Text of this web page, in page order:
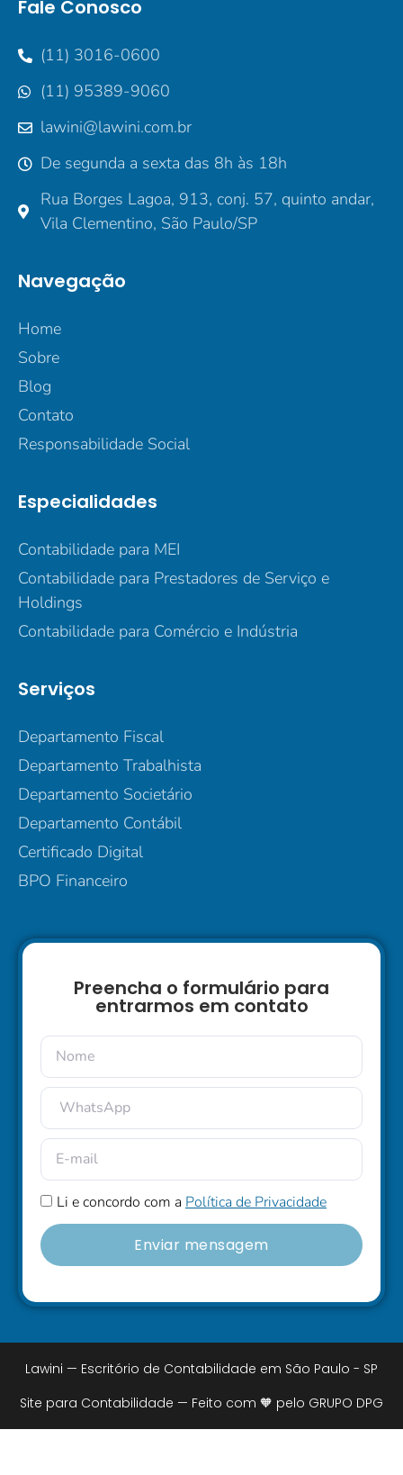
Fale Conosco
(11) 3016-0600
(11) 95389-9060
lawini@lawini.com.br
De segunda a sexta das 8h às 18h
Rua Borges Lagoa, 913, conj. 57, quinto andar,
Vila Clementino, São Paulo/SP
Navegação
Home
Sobre
Blog
Contato
Responsabilidade Social
Especialidades
Contabilidade para MEI
Contabilidade para Prestadores de Serviço e
Holdings
Contabilidade para Comércio e Indústria
Serviços
Departamento Fiscal
Departamento Trabalhista
Departamento Societário
Departamento Contábil
Certificado Digital
BPO Financeiro
Preencha o formulário para
entrarmos em contato
Li e concordo com a Política de Privacidade
Enviar mensagem
Lawini — Escritório de Contabilidade em São Paulo - SP
Site para Contabilidade — Feito com 🧡 pelo GRUPO DPG